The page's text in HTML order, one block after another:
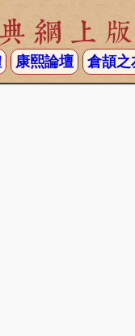
網上版
康熙論壇 倉頡之